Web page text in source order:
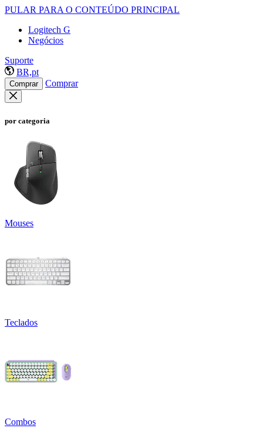
PULAR PARA O CONTEÚDO PRINCIPAL
Logitech G
Negócios
Suporte
BR,pt
Comprar Comprar
por categoria
Mouses
Teclados
Combos